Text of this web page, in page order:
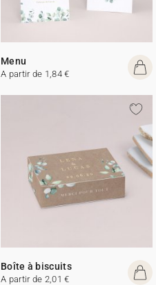
Menu
A partir de 1,84 €
Boîte à biscuits
A partir de 2,01 €